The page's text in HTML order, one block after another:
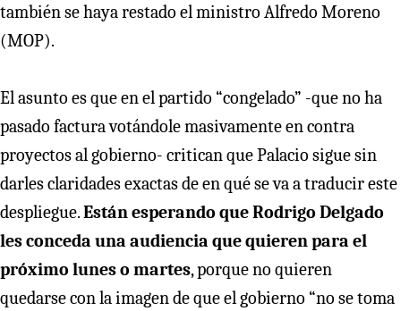
también se haya restado el ministro Alfredo Moreno
(MOP).
El asunto es que en el partido “congelado” -que no ha
pasado factura votándole masivamente en contra
proyectos al gobierno- critican que Palacio sigue sin
darles claridades exactas de en qué se va a traducir este
despliegue.Están esperando que Rodrigo Delgado
les conceda una audiencia que quieren para el
próximo lunes o martes, porque no quieren
quedarse con la imagen de que el gobierno “no se toma